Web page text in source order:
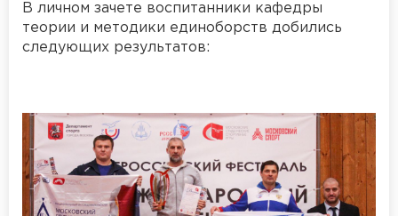
В личном зачете воспитанники кафедры
теории и методики единоборств добились
следующих результатов: